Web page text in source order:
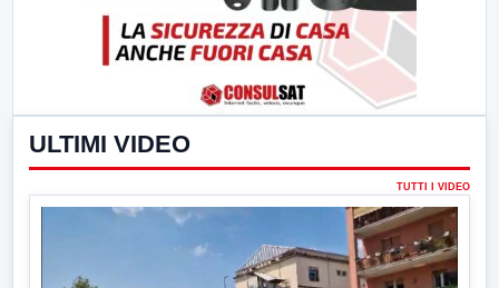
ULTIMI VIDEO
TUTTI I VIDEO